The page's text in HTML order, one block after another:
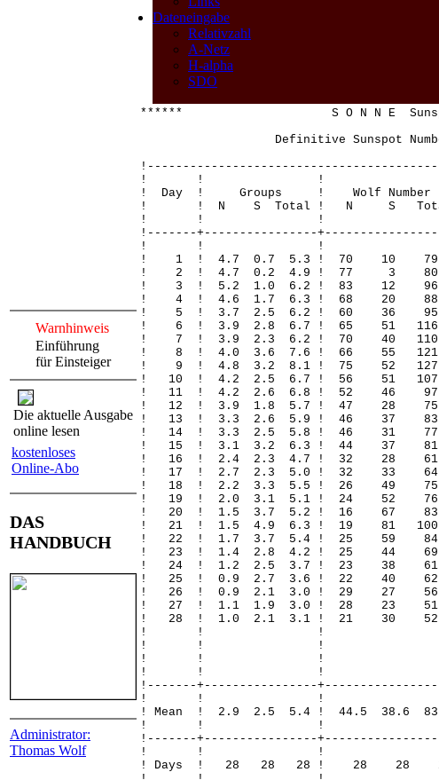
Dateneingabe
Relativzahl
A-Netz
H-alpha
SDO
Warnhinweis
Einführung
für Einsteiger
Die aktuelle Ausgabe
online lesen
kostenloses
Online-Abo
DAS
HANDBUCH
Administrator:
Thomas Wolf
****** S O N N E
Definitive Sunspot
! ! !
! Day ! Groups ! Wolf
! ! N S Total ! N S Total !
! ! !
!-------+----------------
! ! !
! 1 ! 4.7 0.7 5.3 ! 70 10
! 2 ! 4.7 0.2 4.9 ! 77 3 80
! 3 ! 5.2 1.0 6.2 ! 83 12
! 4 ! 4.6 1.7 6.3 ! 68 20
! 5 ! 3.7 2.5 6.2 ! 60 36
! 6 ! 3.9 2.8 6.7 ! 65 51
! 7 ! 3.9 2.3 6.2 ! 70 40 110
! 8 ! 4.0 3.6 7.6 ! 66 55 121
! 9 ! 4.8 3.2 8.1 ! 75 52 127
! 10 ! 4.2 2.5 6.7 ! 56 51 107
! 11 ! 4.2 2.6 6.8 ! 52 46
! 12 ! 3.9 1.8 5.7 ! 47 28
! 13 ! 3.3 2.6 5.9 ! 46 37
! 14 ! 3.3 2.5 5.8 ! 46 31
! 15 ! 3.1 3.2 6.3 ! 44 37
! 16 ! 2.4 2.3 4.7 ! 32 28
! 17 ! 2.7 2.3 5.0 ! 32 33
! 18 ! 2.2 3.3 5.5 ! 26 49
! 19 ! 2.0 3.1 5.1 ! 24 52
! 20 ! 1.5 3.7 5.2 ! 16 67
! 21 ! 1.5 4.9 6.3 ! 19 81
! 22 ! 1.7 3.7 5.4 ! 25 59
! 23 ! 1.4 2.8 4.2 ! 25 44
! 24 ! 1.2 2.5 3.7 ! 23 38
! 25 ! 0.9 2.7 3.6 ! 22 40
! 26 ! 0.9 2.1 3.0 ! 29 27
! 27 ! 1.1 1.9 3.0 ! 28 23
! 28 ! 1.0 2.1 3.1 ! 21 30
! ! !
! ! !
! ! !
! ! !
!-------+----------------
! ! !
! Mean ! 2.9 2.5 5.4 ! 44.5 38.6
! ! !
!-------+----------------
! ! !
! Days ! 28 28 28 !